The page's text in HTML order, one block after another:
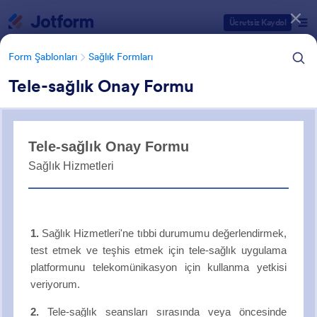
Ücretsiz Kaydol
Form Şablonları Sağlık Formları
Tele-sağlık Onay Formu
Form Şablonları Sağlık Formları
Tele sağlık Formları
Form Şablonu Kategorileri